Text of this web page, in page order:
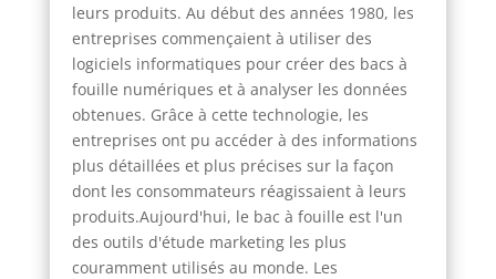
leurs produits. Au début des années 1980, les
entreprises commençaient à utiliser des
logiciels informatiques pour créer des bacs à
fouille numériques et à analyser les données
obtenues. Grâce à cette technologie, les
entreprises ont pu accéder à des informations
plus détaillées et plus précises sur la façon
dont les consommateurs réagissaient à leurs
produits.Aujourd'hui, le bac à fouille est l'un
des outils d'étude marketing les plus
couramment utilisés au monde. Les